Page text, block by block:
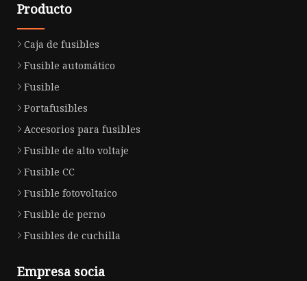
Producto
Caja de fusibles
Fusible automático
Fusible
Portafusibles
Accesorios para fusibles
Fusible de alto voltaje
Fusible CC
Fusible fotovoltaico
Fusible de perno
Fusibles de cuchilla
Empresa socia